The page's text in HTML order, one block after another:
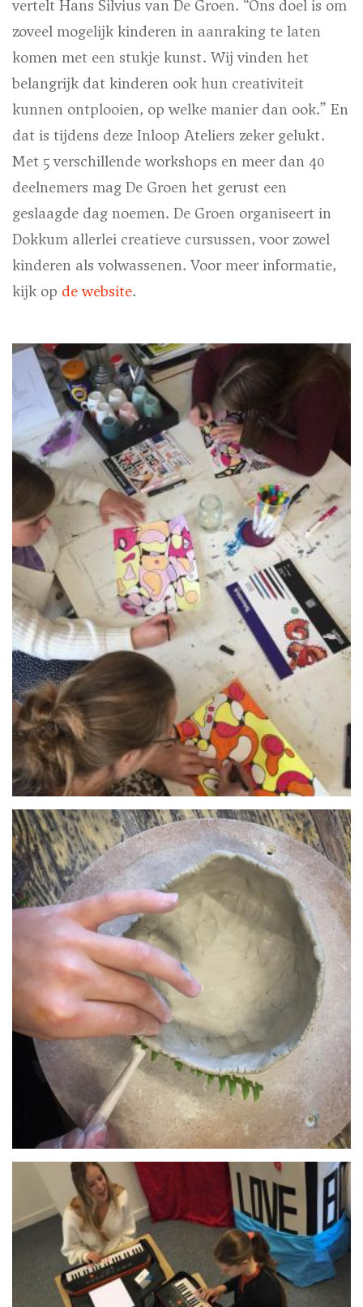
vertelt Hans Silvius van De Groen. “Ons doel is om
zoveel mogelijk kinderen in aanraking te laten
komen met een stukje kunst. Wij vinden het
belangrijk dat kinderen ook hun creativiteit
kunnen ontplooien, op welke manier dan ook.” En
dat is tijdens deze Inloop Ateliers zeker gelukt.
Met 5 verschillende workshops en meer dan 40
deelnemers mag De Groen het gerust een
geslaagde dag noemen. De Groen organiseert in
Dokkum allerlei creatieve cursussen, voor zowel
kinderen als volwassenen. Voor meer informatie,
kijk op de website.